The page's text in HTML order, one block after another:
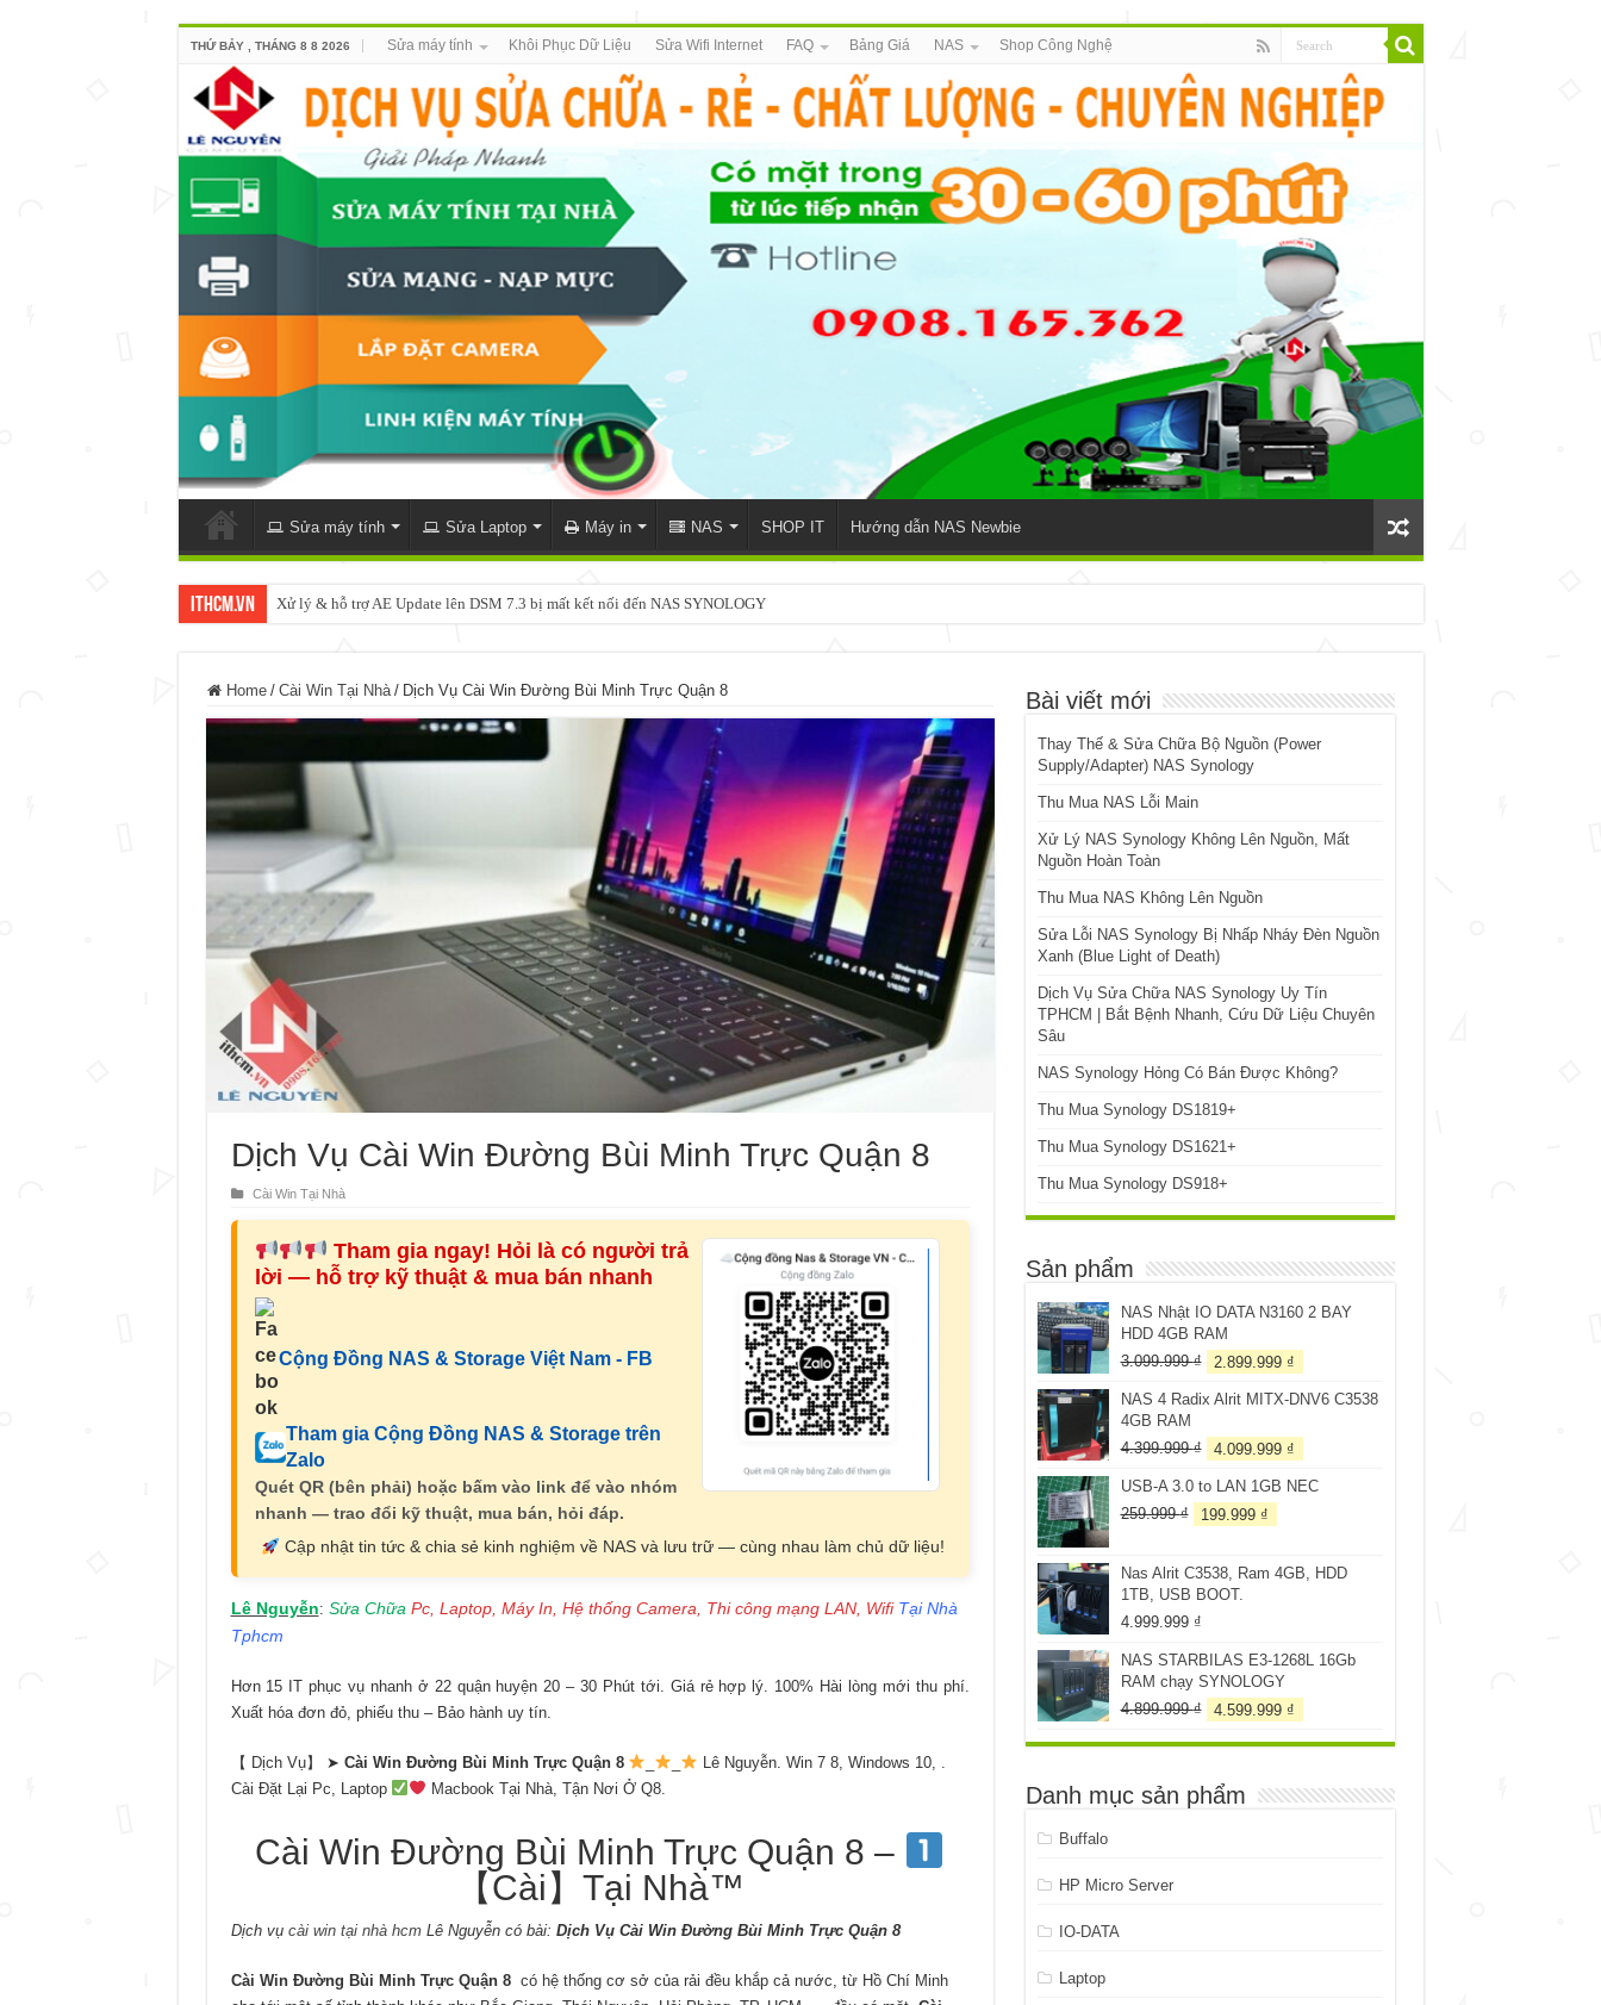
THỨ BẢY , THÁNG 8 8 2026 Sửa máy tính Khôi Phục Dữ Liệu Sửa Wifi Internet FAQ Bảng Giá NAS Shop Công Nghệ
Sửa máy tính Sửa Laptop Máy in NAS SHOP IT Hướng dẫn NAS Newbie
ItHCM.VN Xử lý & hỗ trợ AE Update lên DSM 7.3 bị mất kết nối đến NAS SYNOLOGY
NAS IO DATA N3160 2BAY 4BAY – chạy SYNOLOGY, OMV, CASA OS, TRUENAS, Made in Japan
Home / Cài Win Tại Nhà / Dịch Vụ Cài Win Đường Bùi Minh Trực Quận 8
Dịch Vụ Cài Win Đường Bùi Minh Trực Quận 8
Cài Win Tại Nhà
Tham gia ngay! Hỏi là có người trả
lời — hỗ trợ kỹ thuật & mua bán nhanh
Cộng Đồng NAS & Storage Việt Nam - FB
Tham gia Cộng Đồng NAS & Storage trên
Zalo
Quét QR (bên phải) hoặc bấm vào link để vào nhóm
nhanh — trao đổi kỹ thuật, mua bán, hỏi đáp.
Cập nhật tin tức & chia sẻ kinh nghiệm về NAS và lưu trữ — cùng nhau làm chủ dữ liệu!
Lê Nguyễn: Sửa Chữa Pc, Laptop, Máy In, Hệ thống Camera, Thi công mạng LAN, Wifi Tại Nhà
Tphcm
Hơn 15 IT phục vụ nhanh ở 22 quận huyện 20 – 30 Phút tới. Giá rẻ hợp lý. 100% Hài lòng mới thu phí.
Xuất hóa đơn đỏ, phiếu thu – Bảo hành uy tín.
【 Dịch Vụ】 ➤ Cài Win Đường Bùi Minh Trực Quận 8
Lê Nguyễn. Win 7 8, Windows 10, .
Cài Đặt Lại Pc, Laptop
Macbook Tại Nhà, Tận Nơi Ở Q8.
Cài Win Đường Bùi Minh Trực Quận 8 –
【Cài】Tại Nhà™
Dịch vụcài win tại nhà hcmLê Nguyễn có bài: Dịch Vụ Cài Win Đường Bùi Minh Trực Quận 8
Cài Win Đường Bùi Minh Trực Quận 8 có hệ thống cơ sở của rải đều khắp cả nước, từ Hồ Chí Minh
Bài viết mới
Thay Thế & Sửa Chữa Bộ Nguồn (Power
Supply/Adapter) NAS Synology
Thu Mua NAS Lỗi Main
Xử Lý NAS Synology Không Lên Nguồn, Mất
Nguồn Hoàn Toàn
Thu Mua NAS Không Lên Nguồn
Sửa Lỗi NAS Synology Bị Nhấp Nháy Đèn Nguồn
Xanh (Blue Light of Death)
Dịch Vụ Sửa Chữa NAS Synology Uy Tín
TPHCM | Bắt Bệnh Nhanh, Cứu Dữ Liệu Chuyên
Sâu
NAS Synology Hỏng Có Bán Được Không?
Thu Mua Synology DS1819+
Thu Mua Synology DS1621+
Thu Mua Synology DS918+
Sản phẩm
NAS Nhật IO DATA N3160 2 BAY
HDD 4GB RAM
3.099.999₫
Giá
là:
2.899.999 ₫
tại
NAS 4 Radix Alrit MITX-DNV6 C3538
4GB RAM
4.399.999₫
Giá
là:
4.399.999 ₫.
4.099.999 ₫
tại
USB-A 3.0 to LAN 1GB NEC
259.999₫
Giá
259.999 ₫.
199.999 ₫
là:
Nas Alrit C3538, Ram 4GB, HDD
1TB, USB BOOT.
4.999.999 ₫
NAS STARBILAS E3-1268L 16Gb
RAM chạy SYNOLOGY
4.899.999₫
Giá
là:
4.599.999 ₫
tại
4.599.999 ₫.
Danh mục sản phẩm
Buffalo
HP Micro Server
IO-DATA
Laptop